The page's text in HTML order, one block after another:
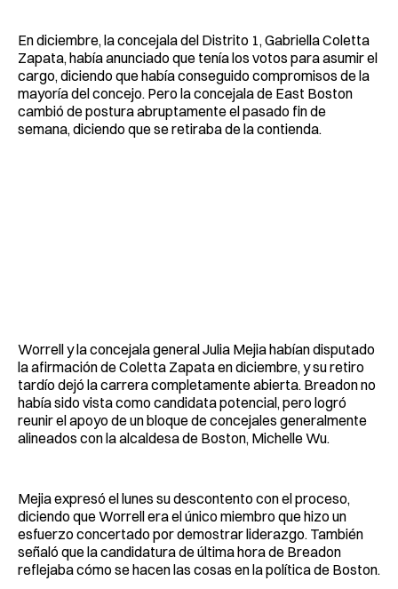
En diciembre, la concejala del Distrito 1, Gabriella Coletta
Zapata, había anunciado que tenía los votos para asumir el
cargo, diciendo que había conseguido compromisos de la
mayoría del concejo. Pero la concejala de East Boston
cambió de postura abruptamente el pasado fin de
semana, diciendo que se retiraba de la contienda.
Worrell y la concejala general Julia Mejia habían disputado
la afirmación de Coletta Zapata en diciembre, y su retiro
tardío dejó la carrera completamente abierta. Breadon no
había sido vista como candidata potencial, pero logró
reunir el apoyo de un bloque de concejales generalmente
alineados con la alcaldesa de Boston, Michelle Wu.
Mejia expresó el lunes su descontento con el proceso,
diciendo que Worrell era el único miembro que hizo un
esfuerzo concertado por demostrar liderazgo. También
señaló que la candidatura de última hora de Breadon
reflejaba cómo se hacen las cosas en la política de Boston.